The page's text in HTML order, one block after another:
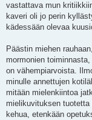
vastattava mun
kaveri oli jo perin
kädessään olevaa
Päästin miehen
mormonien
on vähempiarvoista.
minulle annettujen
mitään mielenkiintoa
mielikuvituksen
kehua, etenkään